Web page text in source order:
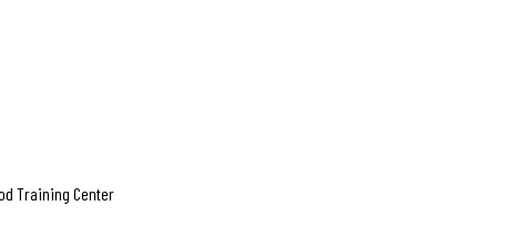
Training Center